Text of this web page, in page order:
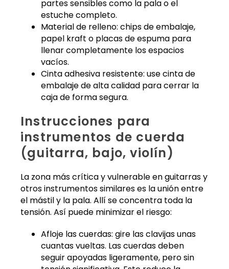
partes sensibles como la pala o el
estuche completo.
Material de relleno: chips de embalaje,
papel kraft o placas de espuma para
llenar completamente los espacios
vacíos.
Cinta adhesiva resistente: use cinta de
embalaje de alta calidad para cerrar la
caja de forma segura.
Instrucciones para
instrumentos de cuerda
(guitarra, bajo, violín)
La zona más crítica y vulnerable en guitarras y
otros instrumentos similares es la unión entre
el mástil y la pala. Allí se concentra toda la
tensión. Así puede minimizar el riesgo:
Afloje las cuerdas: gire las clavijas unas
cuantas vueltas. Las cuerdas deben
seguir apoyadas ligeramente, pero sin